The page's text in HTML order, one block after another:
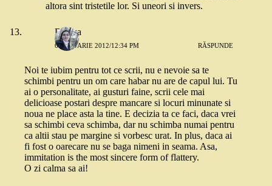
altora sint tristetile lor. Si uneori si invers.
Denisa
6 IANUARIE 2012/12:34 PM RĂSPUNDE
Noi te iubim pentru tot ce scrii, nu e nevoie sa te
schimbi pentru un om care habar nu are de capul lui. Tu
ai o personalitate, ai gusturi faine, scrii cele mai
delicioase postari despre mancare si locuri minunate si
noua ne place asta la tine. E decizia ta ce faci, daca vrei
sa schimbi ceva schimba, dar nu schimba numai pentru
ca altii stau pe margine si vorbesc urat. In plus, daca ai
fi fost o oarecare nu se baga nimeni in seama. Asa,
immitation is the most sincere form of flattery.
O zi calma sa ai!